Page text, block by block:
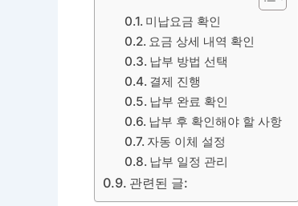
미납요금 확인
요금 상세 내역 확인
납부 방법 선택
결제 진행
납부 완료 확인
납부 후 확인해야 할 사항
자동 이체 설정
납부 일정 관리
관련된 글: